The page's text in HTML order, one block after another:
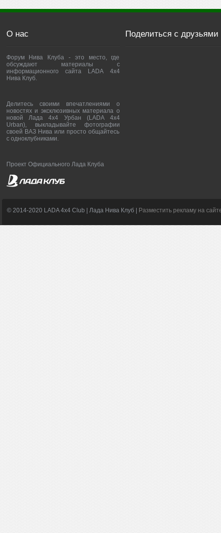
О нас
Форум Нива Клуба - это место, где
обсуждают материалы с
информационного сайта LADA 4x4
Нива Клуб.
Делитесь своими впечатлениями о
новостях и эксклюзивных материала о
новой Лада 4х4 Урбан (LADA 4x4
Urban), выкладывайте фотографии
своей ВАЗ Нива или просто общайтесь
с одноклубниками.
Проект Официального Лада Клуба
Поделиться с друзьями
© 2014-2020 LADA 4x4 Club | Лада Нива Клуб | Разместить рекламу на